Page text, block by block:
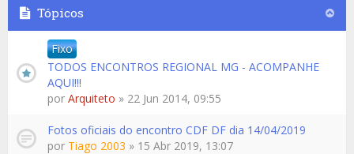
Tópicos
Fixo
TODOS ENCONTROS REGIONAL MG - ACOMPANHE
AQUI!!!
por Arquiteto » 22 Jun 2014, 09:55
Fotos oficiais do encontro CDF DF dia 14/04/2019
por Tiago 2003 » 15 Abr 2019, 13:07